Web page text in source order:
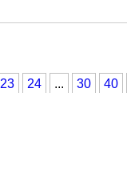
23 24 30 40